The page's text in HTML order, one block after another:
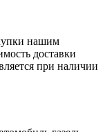
нашим
доставки
при наличии